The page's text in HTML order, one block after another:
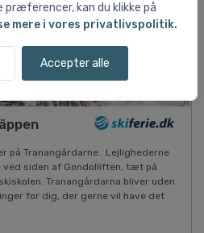
præferencer, kan du klikke på
mere i vores privatlivspolitik.
Accepter alle
på Tranangårdarne.. Lejlighederne
ved siden af Gondolliften, tæt på
Tranangårdarna bliver uden
for dig, der gerne vil have det